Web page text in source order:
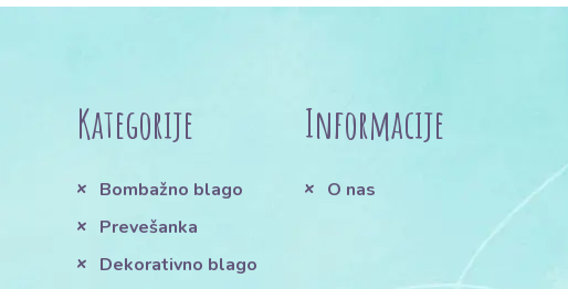
Kategorije
Bombažno blago
Prevešanka
Dekorativno blago
Informacije
O nas